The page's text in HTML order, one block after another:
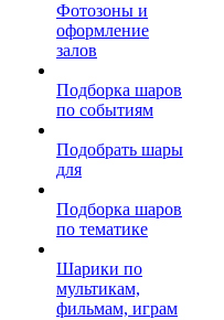
Фотозоны и
оформление
залов
Подборка шаров
по событиям
Подобрать шары
для
Подборка шаров
по тематике
Шарики по
мультикам,
фильмам, играм